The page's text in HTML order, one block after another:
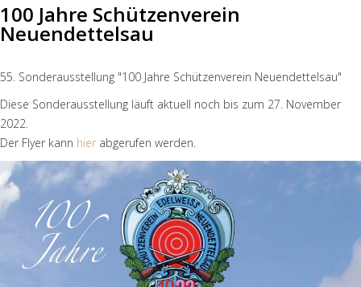
100 Jahre Schützenverein
Neuendettelsau
55. Sonderausstellung "100 Jahre Schützenverein Neuendettelsau"
Diese Sonderausstellung läuft aktuell noch bis zum 27. November
2022.
Der Flyer kann hier abgerufen werden.